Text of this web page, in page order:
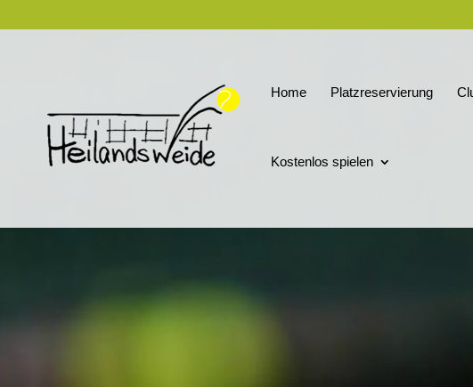
Home Platzreservierung
Kostenlos spielen